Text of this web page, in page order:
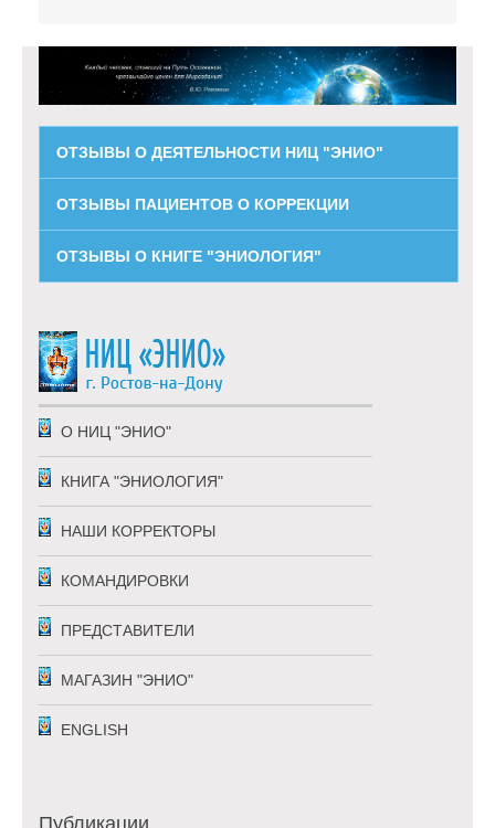
ОТЗЫВЫ О ДЕЯТЕЛЬНОСТИ НИЦ "ЭНИО"
ОТЗЫВЫ ПАЦИЕНТОВ О КОРРЕКЦИИ
ОТЗЫВЫ О КНИГЕ "ЭНИОЛОГИЯ"
О НИЦ "ЭНИО"
КНИГА "ЭНИОЛОГИЯ"
НАШИ КОРРЕКТОРЫ
КОМАНДИРОВКИ
ПРЕДСТАВИТЕЛИ
МАГАЗИН "ЭНИО"
ENGLISH
Публикации